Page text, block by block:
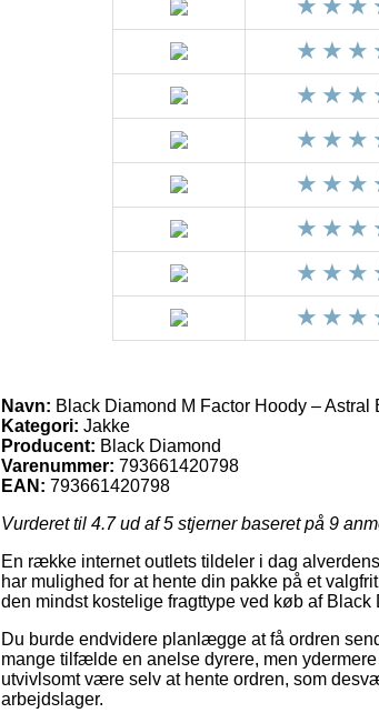
Navn: Black Diamond M Factor Hoody – Astral
Kategori: Jakke
Producent: Black Diamond
Varenummer: 793661420798
EAN: 793661420798
Vurderet til 4.7ud af 5 stjerner baseret på 9
En række internet outlets tildeler i dag
har mulighed for at hente din pakke på et
den mindst kostelige fragttype ved køb af
Du burde endvidere planlægge at få ordren
mange tilfælde en anelse dyrere, men
utvivlsomt være selv at hente ordren, som
arbejdslager.